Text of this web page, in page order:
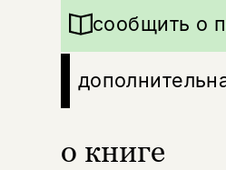
о книге
сообщить о